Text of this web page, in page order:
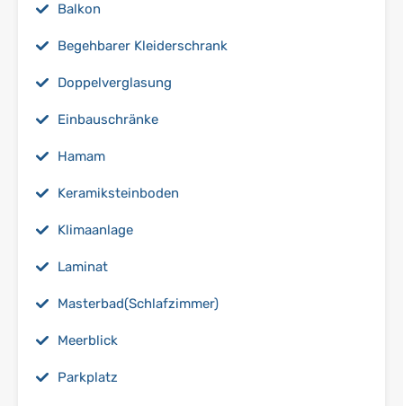
Balkon
Begehbarer Kleiderschrank
Doppelverglasung
Einbauschränke
Hamam
Keramiksteinboden
Klimaanlage
Laminat
Masterbad(Schlafzimmer)
Meerblick
Parkplatz